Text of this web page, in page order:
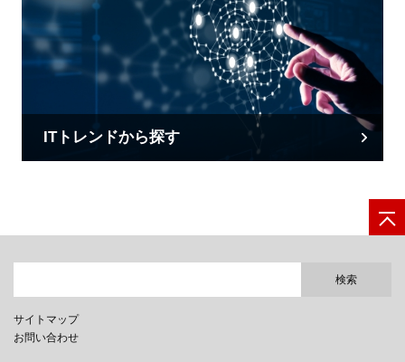
ITトレンドから探す
検索
サイトマップ
お問い合わせ